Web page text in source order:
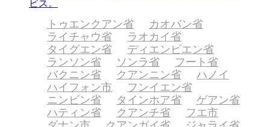
ビス。
トゥエンクアン省
カオバン省
ライチャウ省
ラオカイ省
タイグエン省
ディエンビエン省
ランソン省
ソンラ省
フート省
バクニン省
クアンニン省
ハノイ
ハイフォン市
フンイエン省
ニンビン省
タインホア省
ゲアン省
ハティン省
クアンチ省
フエ市